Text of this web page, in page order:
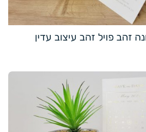
זהב פויל זהב עיצוב עדין